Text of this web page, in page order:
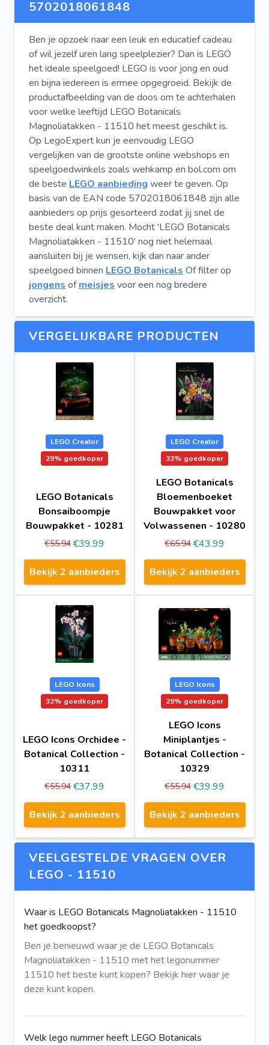
5702018061848
Ben je opzoek naar een leuk en educatief cadeau
of wil jezelf uren lang speelplezier? Dan is LEGO
het ideale speelgoed! LEGO is voor jong en oud
en bijna iedereen is ermee opgegroeid. Bekijk de
productafbeelding van de doos om te achterhalen
voor welke leeftijd LEGO Botanicals
Magnoliatakken - 11510 het meest geschikt is.
Op LegoExpert kun je eenvoudig LEGO
vergelijken van de grootste online webshops en
speelgoedwinkels zoals wehkamp en bol.com om
de beste LEGO aanbieding weer te geven. Op
basis van de EAN code 5702018061848 zijn alle
aanbieders op prijs gesorteerd zodat jij snel de
beste deal kunt maken. Mocht 'LEGO Botanicals
Magnoliatakken - 11510' nog niet helemaal
aansluiten bij je wensen, kijk dan naar ander
speelgoed binnen LEGO Botanicals Of filter op
jongens ofmeisjes voor een nog bredere
overzicht.
VERGELIJKBARE PRODUCTEN
LEGO Creator
29% goedkoper
LEGO Botanicals
Bonsaiboompje
Bouwpakket - 10281
€55.94 €39.99
Bekijk 2 aanbieders
LEGO Creator
33% goedkoper
LEGO Botanicals
Bloemenboeket
Bouwpakket voor
Volwassenen - 10280
€65.94 €43.99
Bekijk 2 aanbieders
LEGO Icons
32% goedkoper
LEGO Icons Orchidee -
Botanical Collection -
10311
€55.94 €37.99
Bekijk 2 aanbieders
LEGO Icons
29% goedkoper
LEGO Icons
Miniplantjes -
Botanical Collection -
10329
€55.94 €39.99
Bekijk 2 aanbieders
VEELGESTELDE VRAGEN OVER
LEGO - 11510
Waar is LEGO Botanicals Magnoliatakken - 11510
het goedkoopst?
Ben je benieuwd waar je de LEGO Botanicals
Magnoliatakken - 11510 met het legonummer
11510 het beste kunt kopen? Bekijk hierwaar je
deze kunt kopen.
Welk lego nummer heeft LEGO Botanicals